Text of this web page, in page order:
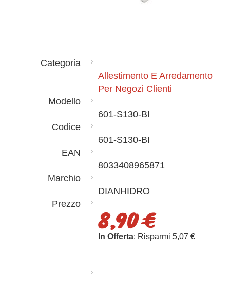
Categoria
Allestimento E Arredamento
Per Negozi Clienti
Modello
601-S130-BI
Codice
601-S130-BI
EAN
8033408965871
Marchio
DIANHIDRO
Prezzo
8,90 €
In Offerta: Risparmi 5,07 €